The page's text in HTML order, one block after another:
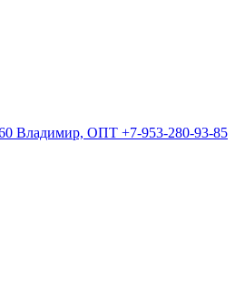
Владимир, ОПТ +7-953-280-93-85